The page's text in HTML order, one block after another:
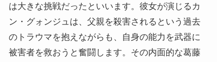
は大きな挑戦だったといいます。彼女が演じるカ
ン・グォンジュは、父親を殺害されるという過去
のトラウマを抱えながらも、自身の能力を武器に
被害者を救おうと奮闘します。その内面的な葛藤